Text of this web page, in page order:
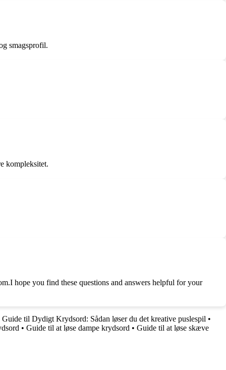
smagsprofil.
kompleksitet.
hope you find these questions and answers helpful for your
Guide til Dydigt Krydsord: Sådan løser du det kreative puslespil •
• Guide til at løse dampe krydsord • Guide til at løse skæve